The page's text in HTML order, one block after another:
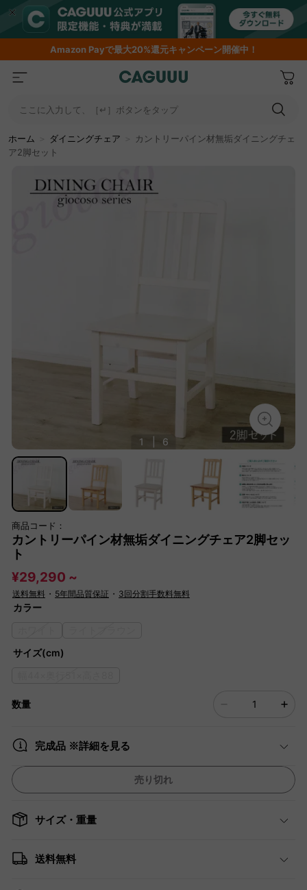
AmazonPayで最大20%還元キャンペーン開催中！
ここに入力して、［↵］ボタンをタップ
ホーム ダイニングチェア
カントリーパイン材無垢ダイニングチェ
ア2脚セット
1 6
商品コード：
カントリーパイン材無垢ダイニングチェア2脚セッ
ト
¥29,290 ~
送料無料 ・ 5年間品質保証 ・ 3回分割手数料無料
カラー
サイズ(cm)
数量
完成品 ※詳細を見る
売り切れ
サイズ・重量
送料無料